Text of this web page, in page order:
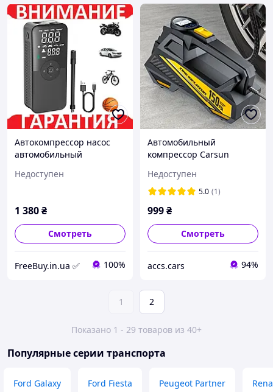
Автокомпрессор насос
автомобильный
C3106 портативный с
Недоступен
1 380₴
Смотреть
FreeBuy.in.ua ✅ 100%
Автомобильный
компрессор Carsun
портативный воздушный
насос для шин 12V с LED
автоотключением
Недоступен
5.0 (1)
999₴
Смотреть
accs.cars 94%
1 2
Показано 1 - 29 товаров из 40+
Популярные серии транспорта
Ford Galaxy Ford Fiesta Peugeot Partner